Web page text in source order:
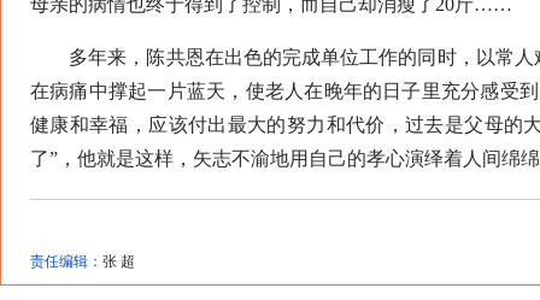
母亲的病情也终于得到了控制，而自己却消瘦了20斤……
多年来，陈共恩在出色的完成单位工作的同时，以常人
在病痛中撑起一片蓝天，使老人在晚年的日子里充分感受
健康和幸福，应该付出最大的努力和代价，过去是父母的
了”，他就是这样，矢志不渝地用自己的孝心演绎着人间绵
责任编辑： 张 超